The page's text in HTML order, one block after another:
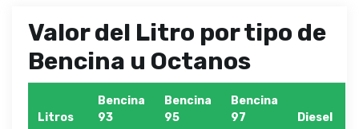
Valor del Litro por tipo de
Bencina u Octanos
Litros
Bencina
93
Bencina
95
Bencina
97
Diesel